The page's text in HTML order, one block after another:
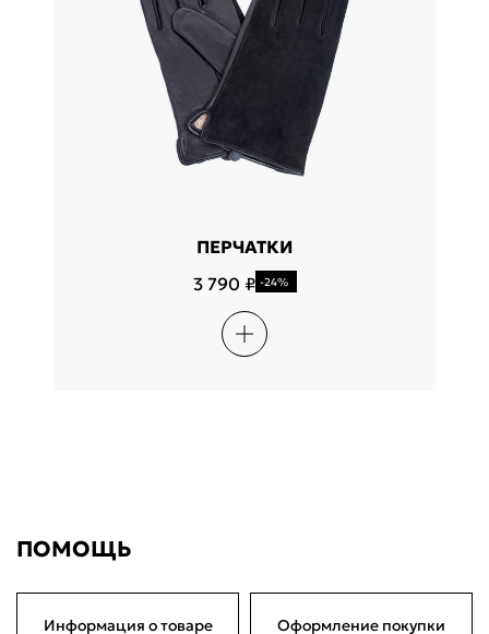
ПЕРЧАТКИ
3 790 ₽ -24%
ПОМОЩЬ
Информация о товаре Оформление покупки